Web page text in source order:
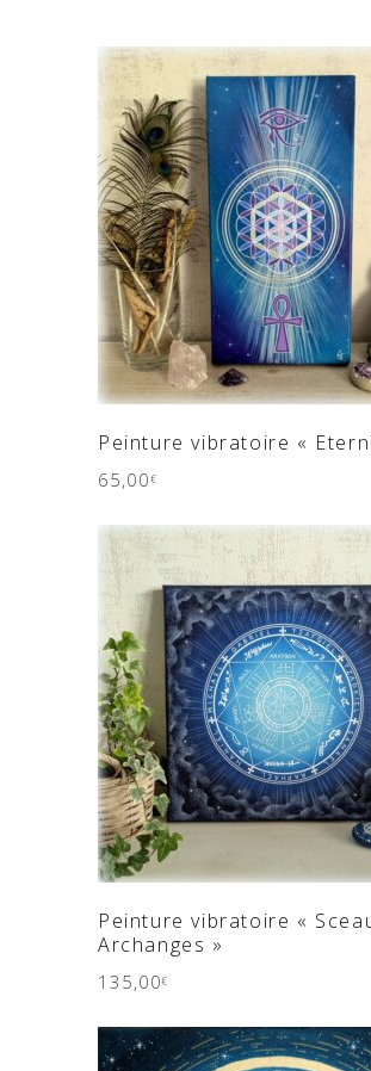
AJOUTER AU PANIER
Peinture vibratoire «
65,00€
AJOUTER AU PANIER
Peinture vibratoire «
Archanges »
135,00€